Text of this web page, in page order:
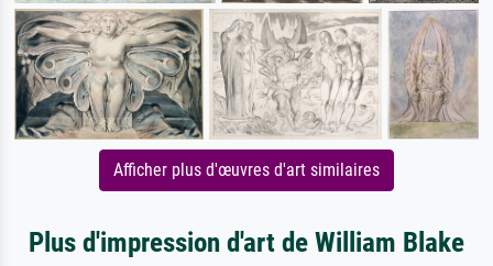
Afficher plus d'œuvres d'art similaires
Plus d'impression d'art de William Blake